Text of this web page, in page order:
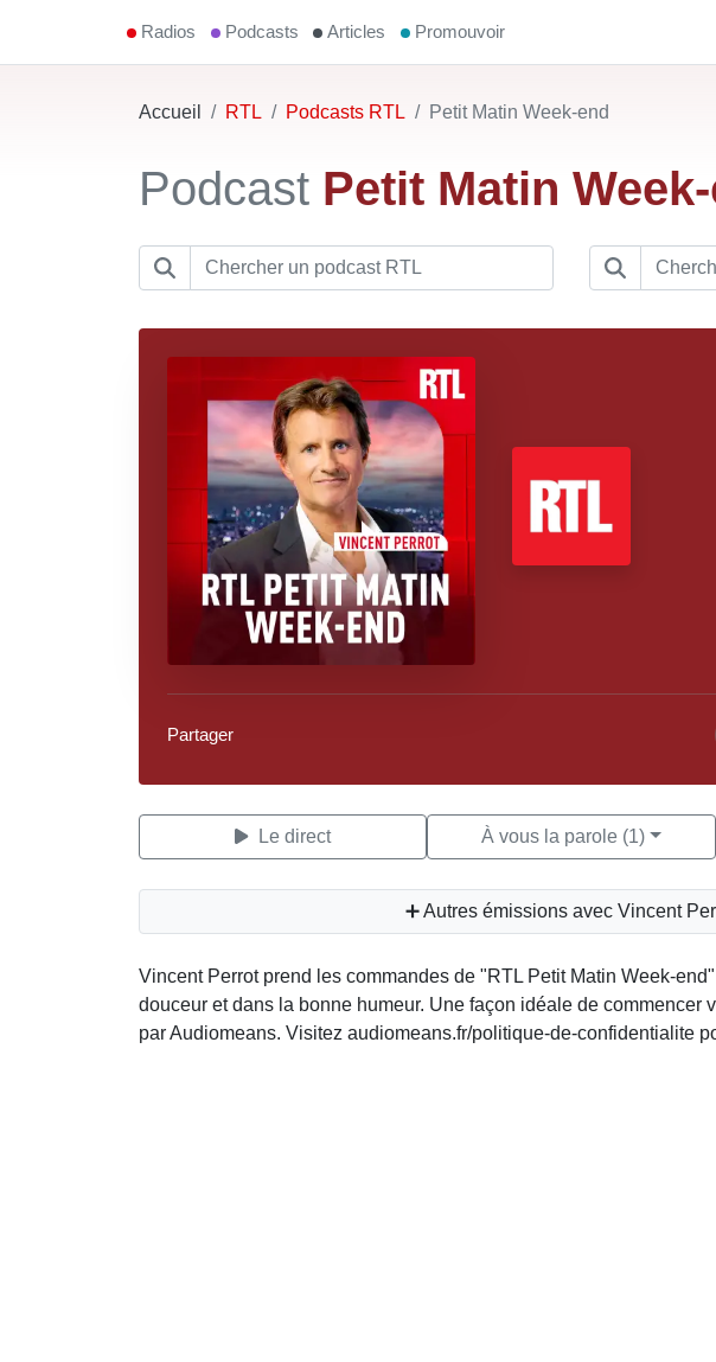
Radios Podcasts Articles Promouvoir
Accueil RTL Podcasts RTL Petit Matin Week-end
Podcast Petit Matin
Partager
Le direct À vous la parole (1)
➕ Autres émissions avec Vincent
Vincent Perrot prend les commandes de "RTL Petit Matin Week-
douceur et dans la bonne humeur. Une façon idéale de commencer
par Audiomeans. Visitez audiomeans.fr/politique-de-confidentialite